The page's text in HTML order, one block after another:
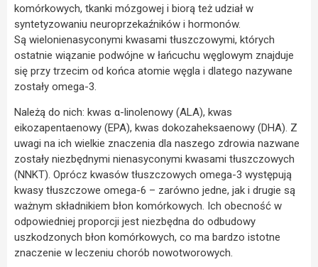
komórkowych, tkanki mózgowej i biorą też udział w
syntetyzowaniu neuroprzekaźników i hormonów.
Są wielonienasyconymi kwasami tłuszczowymi, których
ostatnie wiązanie podwójne w łańcuchu węglowym znajduje
się przy trzecim od końca atomie węgla i dlatego nazywane
zostały omega-3.
Należą do nich: kwas α-linolenowy (ALA), kwas
eikozapentaenowy (EPA), kwas dokozaheksaenowy (DHA). Z
uwagi na ich wielkie znaczenia dla naszego zdrowia nazwane
zostały niezbędnymi nienasyconymi kwasami tłuszczowych
(NNKT). Oprócz kwasów tłuszczowych omega-3 występują
kwasy tłuszczowe omega-6 – zarówno jedne, jak i drugie są
ważnym składnikiem błon komórkowych. Ich obecność w
odpowiedniej proporcji jest niezbędna do odbudowy
uszkodzonych błon komórkowych, co ma bardzo istotne
znaczenie w leczeniu chorób nowotworowych.